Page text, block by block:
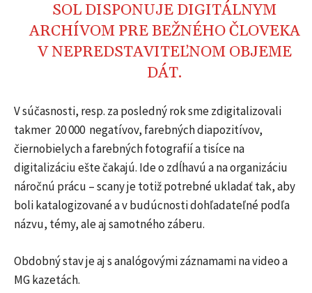
SOL DISPONUJE DIGITÁLNYM
ARCHÍVOM PRE BEŽNÉHO ČLOVEKA
V NEPREDSTAVITEĽNOM OBJEME
DÁT.
V súčasnosti, resp. za posledný rok sme zdigitalizovali
takmer 20 000 negatívov, farebných diapozitívov,
čiernobielych a farebných fotografií a tisíce na
digitalizáciu ešte čakajú. Ide o zdĺhavú a na organizáciu
náročnú prácu – scany je totiž potrebné ukladať tak, aby
boli katalogizované a v budúcnosti dohľadateľné podľa
názvu, témy, ale aj samotného záberu.
Obdobný stav je aj s analógovými záznamami na video a
MG kazetách.